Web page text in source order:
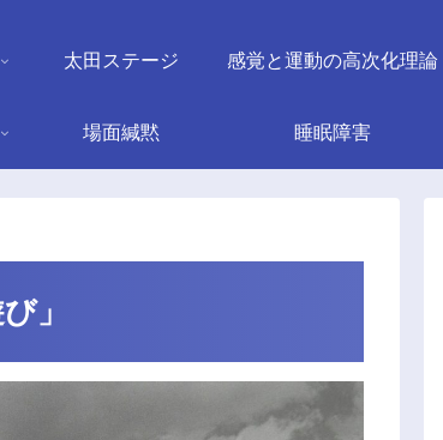
太田ステージ 感覚と運動の高次化理論
場面緘黙 睡眠障害
」